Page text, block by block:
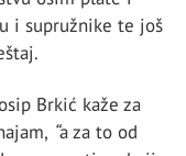
i supružnike te još
Brkić kaže za
“a za to od